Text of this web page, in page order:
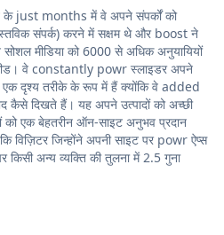
के just months में वे अपने संपर्कों को
संपर्क) करने में सक्षम थे और boost ने
मीडिया को 6000 से अधिक अनुयायियों
वे constantly powr स्लाइडर अपने
एक दृश्य तरीके के रूप में हैं क्योंकि वे added
कैसे दिखते हैं। यह अपने उत्पादों को अच्छी
को एक बेहतरीन ऑन-साइट अनुभव प्रदान
जिन्होंने अपनी साइट पर powr ऐप्स
किसी अन्य व्यक्ति की तुलना में 2.5 गुना